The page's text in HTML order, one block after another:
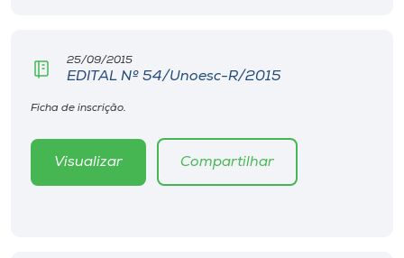
o idioma
25/09/2015
EDITAL Nº 54/Unoesc-R/2015
Ficha de inscrição.
Visualizar Compartilhar